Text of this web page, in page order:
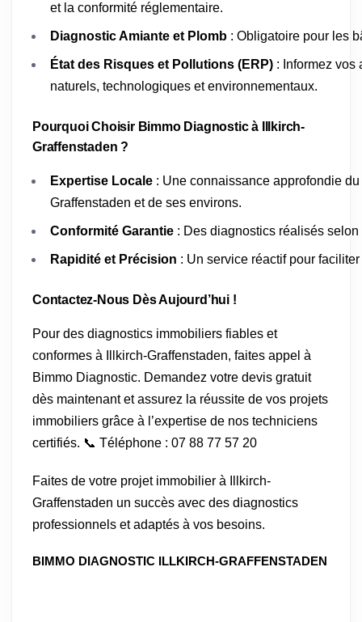
et la conformité réglementaire.
Diagnostic Amiante et Plomb : Obligatoire pour les
État des Risques et Pollutions (ERP) : Informez vos
naturels, technologiques et environnementaux.
Pourquoi Choisir Bimmo Diagnostic à Illkirch-
Graffenstaden ?
Expertise Locale : Une connaissance approfondie
Graffenstaden et de ses environs.
Conformité Garantie : Des diagnostics réalisés
Rapidité et Précision : Un service réactif pour
Contactez-Nous Dès Aujourd’hui !
Pour des diagnostics immobiliers fiables et
conformes à Illkirch-Graffenstaden, faites appel à
Bimmo Diagnostic. Demandez votre devis gratuit
dès maintenant et assurez la réussite de vos projets
immobiliers grâce à l’expertise de nos techniciens
certifiés. 📞 Téléphone : 07 88 77 57 20
Faites de votre projet immobilier à Illkirch-
Graffenstaden un succès avec des diagnostics
professionnels et adaptés à vos besoins.
BIMMO DIAGNOSTIC ILLKIRCH-GRAFFENSTADEN